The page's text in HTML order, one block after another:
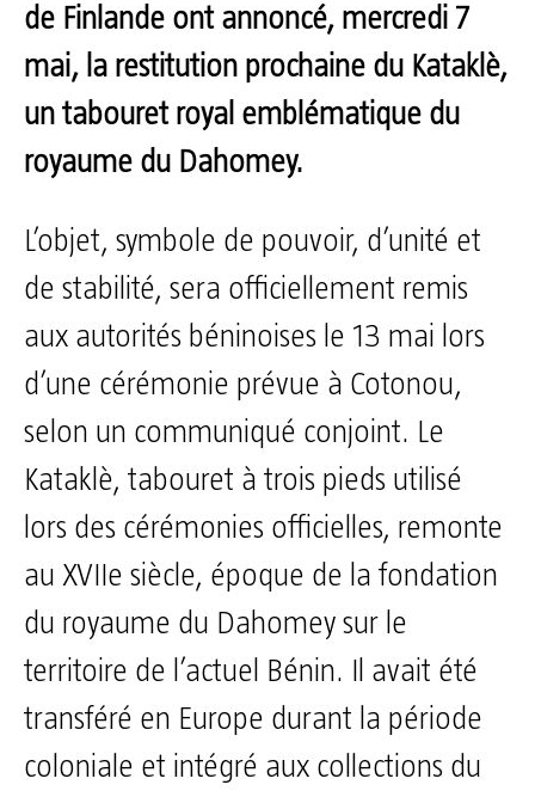
de Finlande ont annoncé, mercredi 7
mai, la restitution prochaine du Kataklè,
un tabouret royal emblématique du
royaume du Dahomey.
L’objet, symbole de pouvoir, d’unité et
de stabilité, sera officiellement remis
aux autorités béninoises le 13 mai lors
d’une cérémonie prévue à Cotonou,
selon un communiqué conjoint. Le
Kataklè, tabouret à trois pieds utilisé
lors des cérémonies officielles, remonte
au XVIIe siècle, époque de la fondation
du royaume du Dahomey sur le
territoire de l’actuel Bénin. Il avait été
transféré en Europe durant la période
coloniale et intégré aux collections du